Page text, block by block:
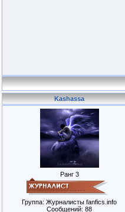
Kashassa
Ранг 3
Группа: Журналисты fanfics.info
Сообщений: 88